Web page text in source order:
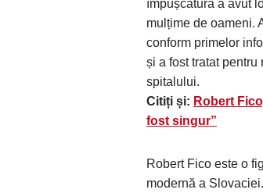
împușcătura a avut
mulțime de oameni.
conform primelor
și a fost tratat pentru
spitalului.
Citiți și: Robert
fost singur”
Robert Fico este o
modernă a